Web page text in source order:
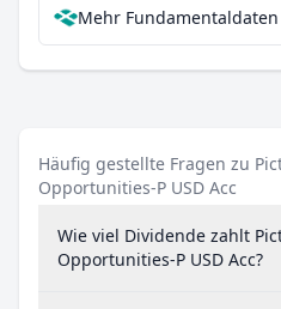
Häufig gestellte Fragen zu
Opportunities-P USD Acc
Wie viel Dividende zahlt
Opportunities-P USD Acc?